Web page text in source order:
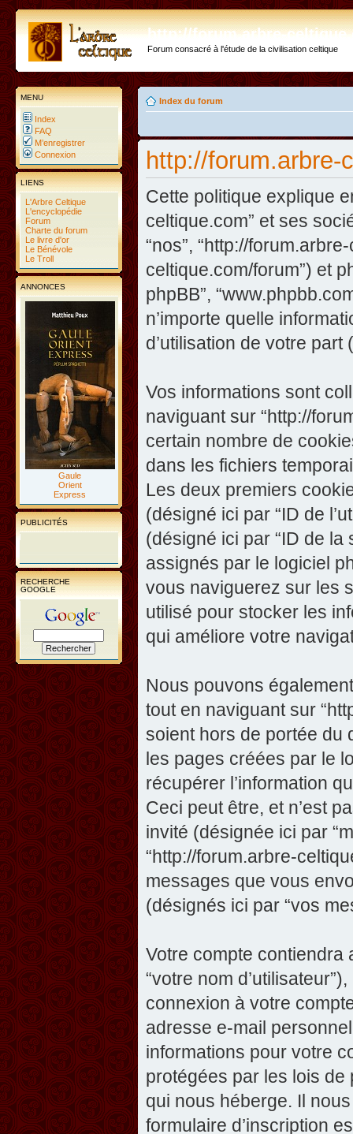
http://forum.arbre-
Forum consacré à l'étude de la civilisation celtique
MENU
Index
FAQ
M’enregistrer
Connexion
LIENS
L'Arbre Celtique
L'encyclopédie
Forum
Charte du forum
Le livre d'or
Le Bénévole
Le Troll
ANNONCES
Gaule
Orient
Express
PUBLICITÉS
RECHERCHE
GOOGLE
Index du forum
http://forum.arbre-
Cette politique explique
celtique.com” et ses
“nos”, “http://
celtique.com/forum”) et
phpBB”,
n’importe quelle
d’utilisation de votre part
Vos informations sont
naviguant sur “http://
certain nombre de
dans les fichiers
Les deux premiers
(désigné ici par “ID de
(désigné ici par “ID de
assignés par le logiciel
vous naviguerez sur les
utilisé pour stocker les
qui améliore votre
Nous pouvons
tout en naviguant sur
soient hors de portée du
les pages créées par le
récupérer l’information
Ceci peut être, et n’est
invité (désignée ici par
“http://forum.arbre-
messages que vous
(désignés ici par “vos
Votre compte contiendra
“votre nom
connexion à votre
adresse e-mail
informations pour votre
protégées par les lois
qui nous héberge. Il
formulaire d’inscription